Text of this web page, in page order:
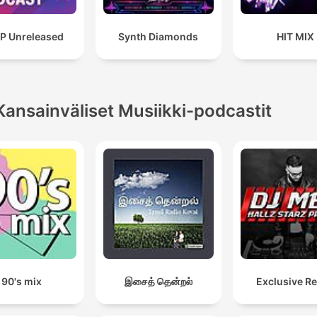
Unreleased Synth Diamonds HIT MIX
Musiikki-podcastit
90's mix இசைத் தென்றல் Exclusive